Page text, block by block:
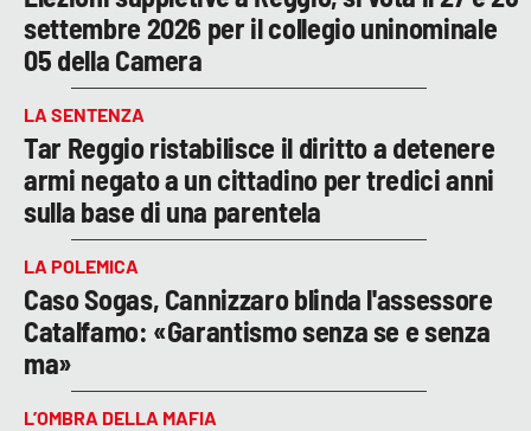
settembre 2026 per il collegio uninominale
05 della Camera
LA SENTENZA
Tar Reggio ristabilisce il diritto a detenere
armi negato a un cittadino per tredici anni
sulla base di una parentela
LA POLEMICA
Caso Sogas, Cannizzaro blinda l'assessore
Catalfamo: «Garantismo senza se e senza
ma»
L’OMBRA DELLA MAFIA